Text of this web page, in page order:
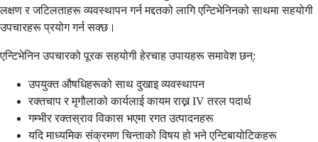
लक्षण र जटिलताहरू व्यवस्थापन गर्न मद्दतको लागि एन्टिभेनिनको साथमा सहयोगी
उपचारहरू प्रयोग गर्न सक्छ।
एन्टिभेनिन उपचारको पूरक सहयोगी हेरचाह उपायहरू समावेश छन्:
उपयुक्त औषधिहरूको साथ दुखाइ व्यवस्थापन
रक्तचाप र मृगौलाको कार्यलाई कायम राख्न IV तरल पदार्थ
गम्भीर रक्तस्राव विकास भएमा रगत उत्पादनहरू
यदि माध्यमिक संक्रमण चिन्ताको विषय हो भने एन्टिबायोटिकहरू